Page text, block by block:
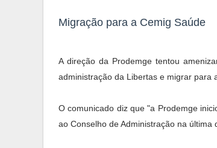
Migração para a Cemig Saúde
A direção da Prodemge tentou
administração da Libertas e migrar para
O comunicado diz que "a Prodemge
ao Conselho de Administração na última